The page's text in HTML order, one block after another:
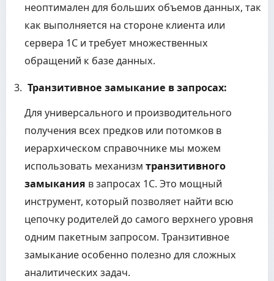
неоптимален для больших объемов данных, так
как выполняется на стороне клиента или
сервера 1С и требует множественных
обращений к базе данных.
Транзитивное замыкание в запросах:
Для универсального и производительного
получения всех предков или потомков в
иерархическом справочнике мы можем
использовать механизм транзитивного
замыкания в запросах 1С. Это мощный
инструмент, который позволяет найти всю
цепочку родителей до самого верхнего уровня
одним пакетным запросом. Транзитивное
замыкание особенно полезно для сложных
аналитических задач.